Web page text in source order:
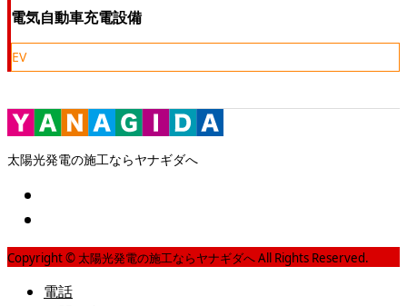
電気自動車充電設備
EV
太陽光発電の施工ならヤナギダへ
Copyright © 太陽光発電の施工ならヤナギダへ All Rights Reserved.
電話